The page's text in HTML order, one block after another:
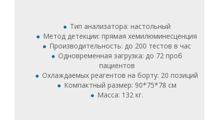
позволяет оптимизировать работу лаборатории.
Управление прибором осуществляется при помощи
персонального компьютера, а благодаря
интуитивно понятному интерфейсу ПО работать на
анализаторе просто и удобно. При необходимости
анализатор можно подключить к ЛИС.
Тип анализатора: настольный
Метод детекции: прямая хемилюминесценция
Производительность: до 200 тестов в час
Одновременная загрузка: до 72 проб
пациентов
Охлаждаемых реагентов на борту: 20 позиций
Компактный размер: 90*75*78 см
Масса: 132 кг.